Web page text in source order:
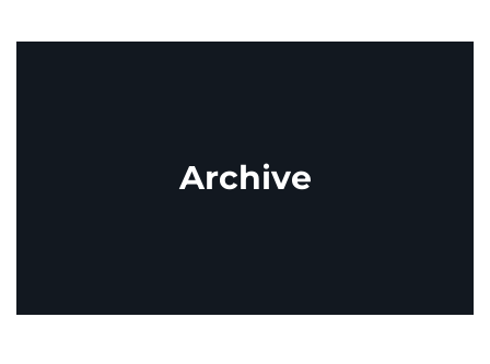
Archive